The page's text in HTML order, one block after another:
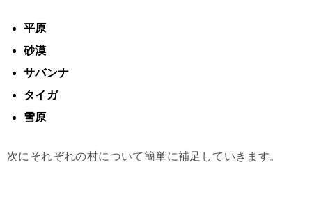
平原
砂漠
サバンナ
タイガ
雪原
次にそれぞれの村について簡単に補足していきます。